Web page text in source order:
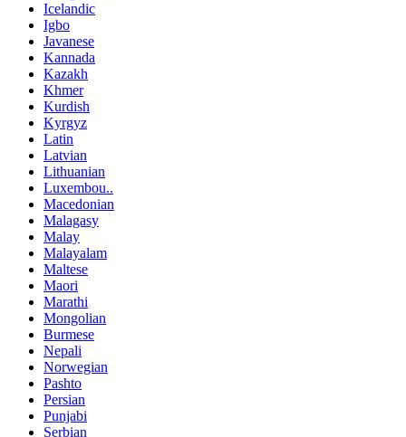
Icelandic
Igbo
Javanese
Kannada
Kazakh
Khmer
Kurdish
Kyrgyz
Latin
Latvian
Lithuanian
Luxembou..
Macedonian
Malagasy
Malay
Malayalam
Maltese
Maori
Marathi
Mongolian
Burmese
Nepali
Norwegian
Pashto
Persian
Punjabi
Serbian